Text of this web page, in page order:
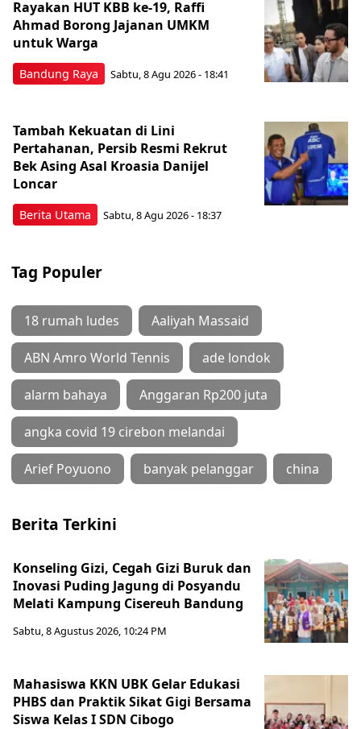
Bandung Raya
Rayakan HUT KBB ke-19, Raffi
Ahmad Borong Jajanan UMKM
untuk Warga
Sabtu, 8 Agu 2026 - 18:41
Berita Utama
Tambah Kekuatan di Lini
Pertahanan, Persib Resmi Rekrut
Bek Asing Asal Kroasia Danijel
Loncar
Sabtu, 8 Agu 2026 - 18:37
Tag Populer
18 rumah ludes Aaliyah Massaid
ABN Amro World Tennis ade londok
alarm bahaya Anggaran Rp200 juta
angka covid 19 cirebon melandai
Arief Poyuono banyak pelanggar china
Berita Terkini
Konseling Gizi, Cegah Gizi Buruk dan
Inovasi Puding Jagung di Posyandu
Melati Kampung Cisereuh Bandung
Sabtu, 8 Agustus 2026, 10:24 PM
Mahasiswa KKN UBK Gelar Edukasi
PHBS dan Praktik Sikat Gigi Bersama
Siswa Kelas I SDN Cibogo